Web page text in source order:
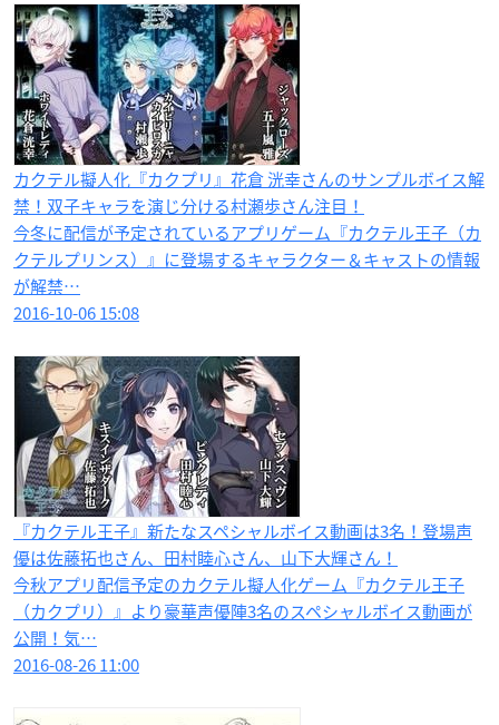
カクテル擬人化『カクプリ』花倉 洸幸さんのサンプルボイス解
禁！双子キャラを演じ分ける村瀬歩さん注目！
今冬に配信が予定されているアプリゲーム『カクテル王子（カ
クテルプリンス）』に登場するキャラクター＆キャストの情報
が解禁…
2016-10-06 15:08
『カクテル王子』新たなスペシャルボイス動画は3名！登場声
優は佐藤拓也さん、田村睦心さん、山下大輝さん！
今秋アプリ配信予定のカクテル擬人化ゲーム『カクテル王子
（カクプリ）』より豪華声優陣3名のスペシャルボイス動画が
公開！気…
2016-08-26 11:00